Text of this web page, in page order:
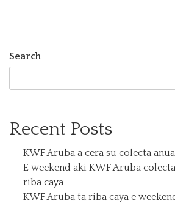
Search
Recent Posts
KWF Aruba a cera su colecta
E weekend aki KWF Aruba
riba caya
KWF Aruba ta riba caya e